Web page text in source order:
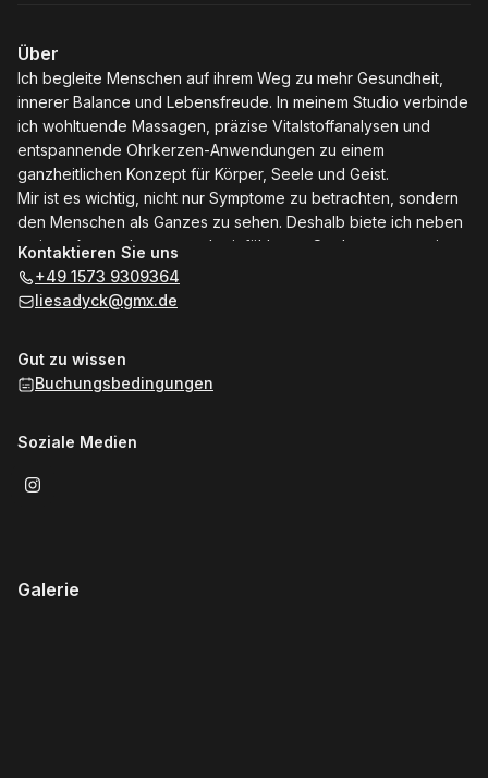
Über
Ich begleite Menschen auf ihrem Weg zu mehr Gesundheit,
innerer Balance und Lebensfreude. In meinem Studio verbinde
ich wohltuende Massagen, präzise Vitalstoffanalysen und
entspannende Ohrkerzen-Anwendungen zu einem
ganzheitlichen Konzept für Körper, Seele und Geist.
Mir ist es wichtig, nicht nur Symptome zu betrachten, sondern
den Menschen als Ganzes zu sehen. Deshalb biete ich neben
meinen Anwendungen auch einfühlsame Seelsorge an – einen
Raum, in dem du zur Ruhe kommen, auftanken und neue
Klarheit finden kannst.
Wohlbefinden nachhaltig zu stärken.
Kontaktieren Sie uns
+49 1573 9309364
liesadyck@gmx.de
Gut zu wissen
Buchungsbedingungen
Soziale Medien
Galerie